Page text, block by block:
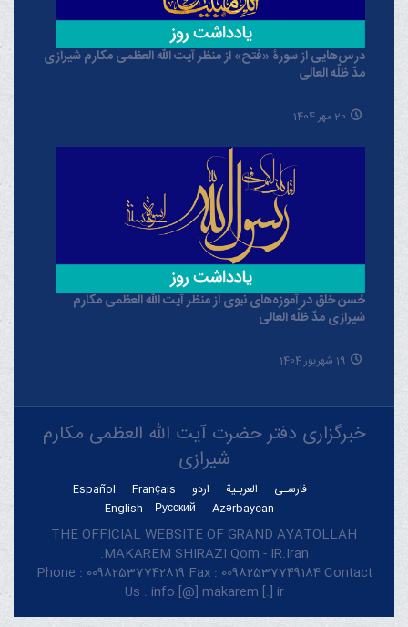
درس‌هایی از سورۀ «فتح» از منظر آیت الله العظمی مکارم شیرازی
مدّ ظلّه العالی
20 مهر 1404
حُسن خلق در آموزه‌های نبوی از منظر آیت الله العظمی مکارم
شیرازی مدّ ظلّه العالی
19 شهریور 1404
خبرگزاری دفتر حضرت آیت الله العظمی مکارم
شیرازی
فارسـی العربـیة اردو Français
Español
Azərbaycan
Русский
English
THE OFFICIAL WEBSITE OF GRAND AYATOLLAH
MAKAREM SHIRAZI Qom - IR.Iran.
Phone : 00982537742819 Fax : 00982537749184 Contact
Us : info [@] makarem [.] ir